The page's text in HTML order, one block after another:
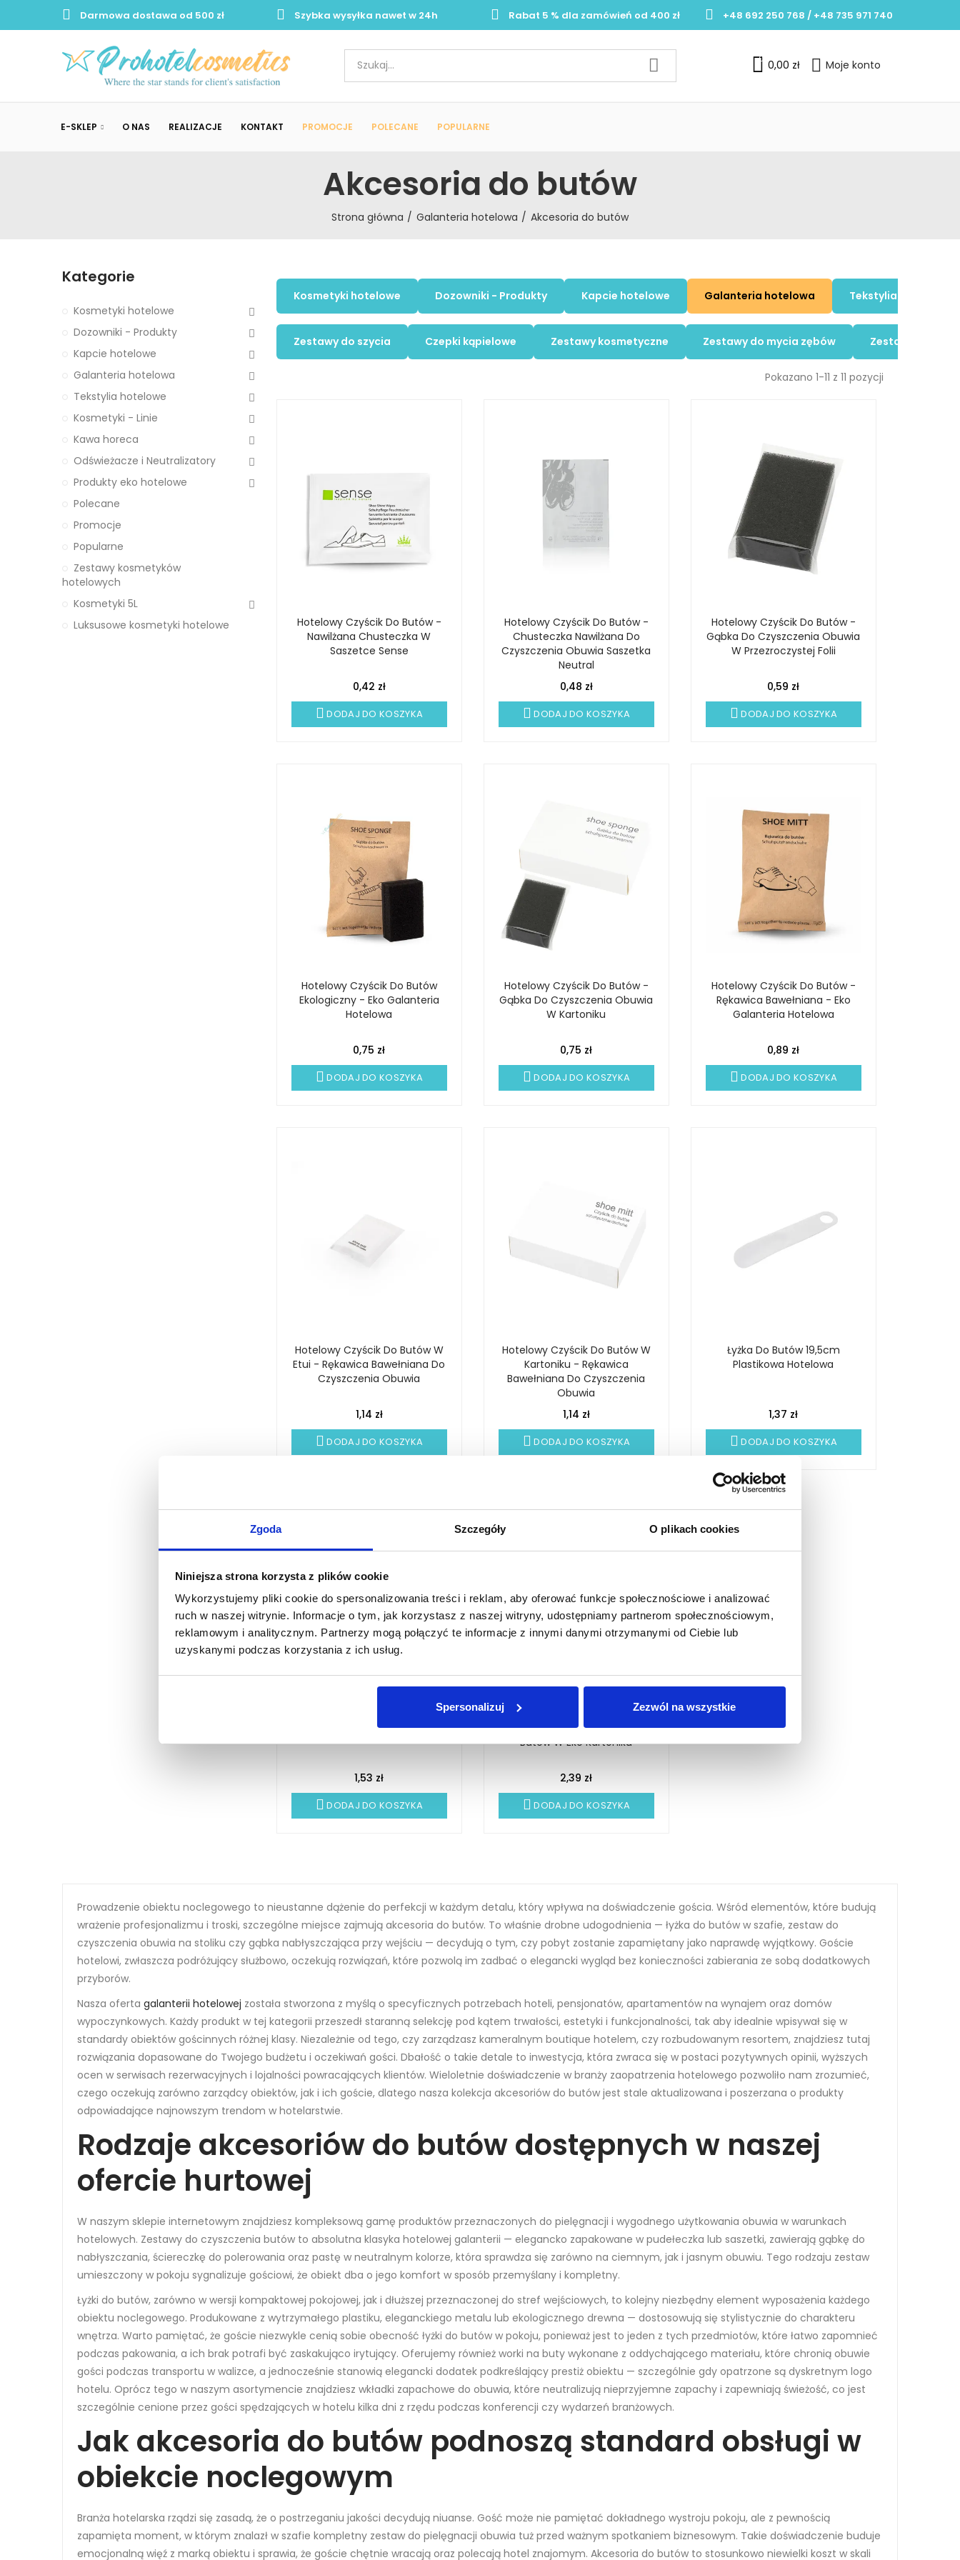
Zgoda Szczegóły O plikach cookies
Niniejsza strona korzysta z plików cookie
Wykorzystujemy pliki cookie do spersonalizowania treści i reklam, aby oferować funkcje społecznościowe i analizować
ruch w naszej witrynie. Informacje o tym, jak korzystasz z naszej witryny, udostępniamy partnerom społecznościowym,
reklamowym i analitycznym. Partnerzy mogą połączyć te informacje z innymi danymi otrzymanymi od Ciebie lub
uzyskanymi podczas korzystania z ich usług.
Spersonalizuj Zezwól na wszystkie
Darmowa dostawa od 500 zł Szybka wysyłka nawet w 24h Rabat 5 % dla zamówień od 400 zł +48 692 250 768 / +48 735 971 740
0 0,00 zł Moje konto
E-SKLEP O NAS REALIZACJE KONTAKT PROMOCJE POLECANE POPULARNE
Akcesoria do butów
Strona główna Galanteria hotelowa Akcesoria do butów
Prowadzenie obiektu noclegowego to nieustanne dążenie do perfekcji w każdym detalu, który wpływa na doświadczenie gościa. Wśród elementów, które budują
wrażenie profesjonalizmu i troski, szczególne miejsce zajmują akcesoria do butów. To właśnie drobne udogodnienia — łyżka do butów w szafie, zestaw do
czyszczenia obuwia na stoliku czy gąbka nabłyszczająca przy wejściu — decydują o tym, czy pobyt zostanie zapamiętany jako naprawdę wyjątkowy. Goście
hotelowi, zwłaszcza podróżujący służbowo, oczekują rozwiązań, które pozwolą im zadbać o elegancki wygląd bez konieczności zabierania ze sobą dodatkowych
przyborów.
Nasza oferta galanterii hotelowej została stworzona z myślą o specyficznych potrzebach hoteli, pensjonatów, apartamentów na wynajem oraz domów
wypoczynkowych. Każdy produkt w tej kategorii przeszedł staranną selekcję pod kątem trwałości, estetyki i funkcjonalności, tak aby idealnie wpisywał się w
standardy obiektów gościnnych różnej klasy. Niezależnie od tego, czy zarządzasz kameralnym boutique hotelem, czy rozbudowanym resortem, znajdziesz tutaj
rozwiązania dopasowane do Twojego budżetu i oczekiwań gości. Dbałość o takie detale to inwestycja, która zwraca się w postaci pozytywnych opinii, wyższych
ocen w serwisach rezerwacyjnych i lojalności powracających klientów. Wieloletnie doświadczenie w branży zaopatrzenia hotelowego pozwoliło nam zrozumieć,
czego oczekują zarówno zarządcy obiektów, jak i ich goście, dlatego nasza kolekcja akcesoriów do butów jest stale aktualizowana i poszerzana o produkty
odpowiadające najnowszym trendom w hotelarstwie.
Rodzaje akcesoriów do butów dostępnych w naszej
ofercie hurtowej
W naszym sklepie internetowym znajdziesz kompleksową gamę produktów przeznaczonych do pielęgnacji i wygodnego użytkowania obuwia w warunkach
hotelowych. Zestawy do czyszczenia butów to absolutna klasyka hotelowej galanterii — elegancko zapakowane w pudełeczka lub saszetki, zawierają gąbkę do
nabłyszczania, ściereczkę do polerowania oraz pastę w neutralnym kolorze, która sprawdza się zarówno na ciemnym, jak i jasnym obuwiu. Tego rodzaju zestaw
umieszczony w pokoju sygnalizuje gościowi, że obiekt dba o jego komfort w sposób przemyślany i kompletny.
Łyżki do butów, zarówno w wersji kompaktowej pokojowej, jak i dłuższej przeznaczonej do stref wejściowych, to kolejny niezbędny element wyposażenia każdego
obiektu noclegowego. Produkowane z wytrzymałego plastiku, eleganckiego metalu lub ekologicznego drewna — dostosowują się stylistycznie do charakteru
wnętrza. Warto pamiętać, że goście niezwykle cenią sobie obecność łyżki do butów w pokoju, ponieważ jest to jeden z tych przedmiotów, które łatwo zapomnieć
podczas pakowania, a ich brak potrafi być zaskakująco irytujący. Oferujemy również worki na buty wykonane z oddychającego materiału, które chronią obuwie
gości podczas transportu w walizce, a jednocześnie stanowią elegancki dodatek podkreślający prestiż obiektu — szczególnie gdy opatrzone są dyskretnym logo
hotelu. Oprócz tego w naszym asortymencie znajdziesz wkładki zapachowe do obuwia, które neutralizują nieprzyjemne zapachy i zapewniają świeżość, co jest
szczególnie cenione przez gości spędzających w hotelu kilka dni z rzędu podczas konferencji czy wydarzeń branżowych.
Jak akcesoria do butów podnoszą standard obsługi w
obiekcie noclegowym
Branża hotelarska rządzi się zasadą, że o postrzeganiu jakości decydują niuanse. Gość może nie pamiętać dokładnego wystroju pokoju, ale z pewnością
zapamięta moment, w którym znalazł w szafie kompletny zestaw do pielęgnacji obuwia tuż przed ważnym spotkaniem biznesowym. Takie doświadczenie buduje
emocjonalną więź z marką obiektu i sprawia, że goście chętnie wracają oraz polecają hotel znajomym. Akcesoria do butów to stosunkowo niewielki koszt w skali
Kosmetyki hotelowe Dozowniki - Produkty Kapcie hotelowe Galanteria hotelowa Tekstylia hotelowe
Zestawy do szycia Czepki kąpielowe Zestawy kosmetyczne Zestawy do mycia zębów Zestawy do
Pokazano 1-11 z 11 pozycji
Hotelowy Czyścik Do Butów -
Nawilżana Chusteczka W
Saszetce Sense
0,42 zł
DODAJ DO KOSZYKA
Hotelowy Czyścik Do Butów -
Chusteczka Nawilżana Do
Czyszczenia Obuwia Saszetka
Neutral
0,48 zł
DODAJ DO KOSZYKA
Hotelowy Czyścik Do Butów -
Gąbka Do Czyszczenia Obuwia
W Przezroczystej Folii
0,59 zł
DODAJ DO KOSZYKA
Hotelowy Czyścik Do Butów
Ekologiczny - Eko Galanteria
Hotelowa
0,75 zł
DODAJ DO KOSZYKA
Hotelowy Czyścik Do Butów -
Gąbka Do Czyszczenia Obuwia
W Kartoniku
0,75 zł
DODAJ DO KOSZYKA
Hotelowy Czyścik Do Butów -
Rękawica Bawełniana - Eko
Galanteria Hotelowa
0,89 zł
DODAJ DO KOSZYKA
Hotelowy Czyścik Do Butów W
Etui - Rękawica Bawełniana Do
Czyszczenia Obuwia
1,14 zł
DODAJ DO KOSZYKA
Hotelowy Czyścik Do Butów W
Kartoniku - Rękawica
Bawełniana Do Czyszczenia
Obuwia
1,14 zł
DODAJ DO KOSZYKA
Łyżka Do Butów 19,5cm
Plastikowa Hotelowa
1,37 zł
DODAJ DO KOSZYKA
Łyżka Do Butów Czarna Długa
26cm Hotelowa
1,53 zł
DODAJ DO KOSZYKA
PRIJA Gąbka Do Czyszczenia
Obuwia - Hotelowy Czyścik Do
Butów W Eko Kartoniku
2,39 zł
DODAJ DO KOSZYKA
Kategorie
Kosmetyki hotelowe
Dozowniki - Produkty
Kapcie hotelowe
Galanteria hotelowa
Tekstylia hotelowe
Kosmetyki - Linie
Kawa horeca
Odświeżacze i Neutralizatory
Produkty eko hotelowe
Polecane
Promocje
Popularne
Zestawy kosmetyków
hotelowych
Kosmetyki 5L
Luksusowe kosmetyki hotelowe